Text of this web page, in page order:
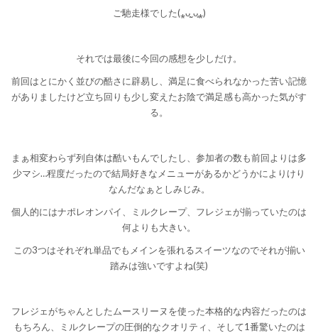
ご馳走様でした(⁎ᴗ͈ˬᴗ͈⁎)
それでは最後に今回の感想を少しだけ。
前回はとにかく並びの酷さに辟易し、満足に食べられなかった苦い記憶
がありましたけど立ち回りも少し変えたお陰で満足感も高かった気がす
る。
まぁ相変わらず列自体は酷いもんでしたし、参加者の数も前回よりは多
少マシ…程度だったので結局好きなメニューがあるかどうかによりけり
なんだなぁとしみじみ。
個人的にはナポレオンパイ、ミルクレープ、フレジェが揃っていたのは
何よりも大きい。
この3つはそれぞれ単品でもメインを張れるスイーツなのでそれが揃い
踏みは強いですよね(笑)
フレジェがちゃんとしたムースリーヌを使った本格的な内容だったのは
もちろん、ミルクレープの圧倒的なクオリティ、そして1番驚いたのは